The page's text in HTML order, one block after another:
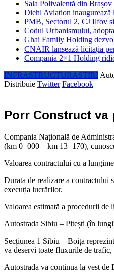
Sala Polivalentă din
Diehl Aviation inaugurează
PMB, Sectorul 2, CJ Ilfov
Codul Urbanismului,
Ghai Family Holding
CNAIR lansează licitația
Compania 2×1 Holding
INFRASTRUCTURASTIRI
Distribuie Twitter Facebook
Porr Construct va
Compania Națională de
(km 0+000 – km 13+170),
Valoarea contractului cu a
Durata de realizare a contractului
execuția lucrărilor.
Valoarea estimată a procedurii
Autostrada Sibiu – Pitești (în
Secțiunea 1 Sibiu – Boița
va deservi toate fluxurile de
Autostrada va continua la vest